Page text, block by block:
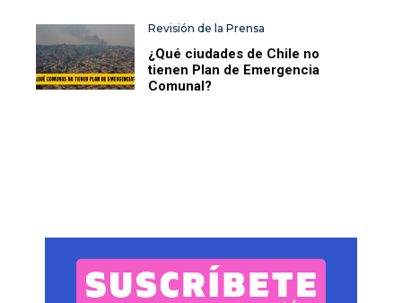
Revisión de la Prensa
¿Qué ciudades de Chile no
tienen Plan de Emergencia
Comunal?